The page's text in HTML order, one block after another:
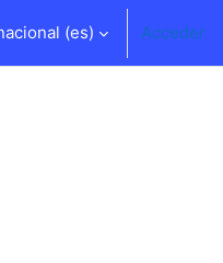
‎(es)‎ Acceder